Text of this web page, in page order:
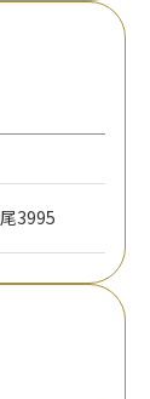
3995